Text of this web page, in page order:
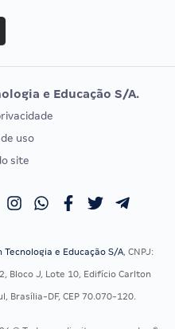
Vunesp
EXAME DE ORDEM
Calendário OAB
e Educação S/A.
uso
site
Tecnologia e Educação S/A, CNPJ:
Bloco J, Lote 10, Edifício Carlton
Brasília-DF, CEP 70.070-120.